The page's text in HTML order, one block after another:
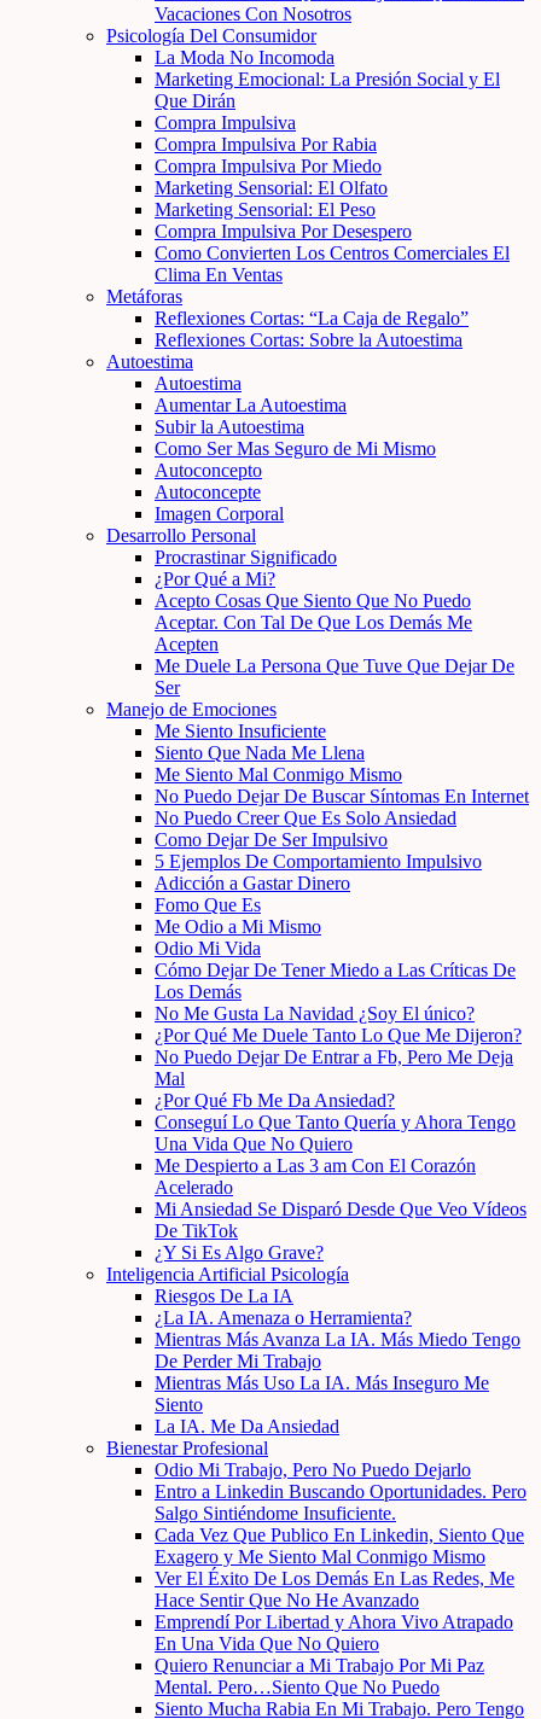
Vacaciones Con Nosotros
Psicología Del Consumidor
La Moda No Incomoda
Marketing Emocional: La Presión Social y El
Que Dirán
Compra Impulsiva
Compra Impulsiva Por Rabia
Compra Impulsiva Por Miedo
Marketing Sensorial: El Olfato
Marketing Sensorial: El Peso
Compra Impulsiva Por Desespero
Como Convierten Los Centros Comerciales El
Clima En Ventas
Metáforas
Reflexiones Cortas: “La Caja de Regalo”
Reflexiones Cortas: Sobre la Autoestima
Autoestima
Autoestima
Aumentar La Autoestima
Subir la Autoestima
Como Ser Mas Seguro de Mi Mismo
Autoconcepto
Autoconcepte
Imagen Corporal
Desarrollo Personal
Procrastinar Significado
¿Por Qué a Mi?
Acepto Cosas Que Siento Que No Puedo
Aceptar. Con Tal De Que Los Demás Me
Acepten
Me Duele La Persona Que Tuve Que Dejar De
Ser
Manejo de Emociones
Me Siento Insuficiente
Siento Que Nada Me Llena
Me Siento Mal Conmigo Mismo
No Puedo Dejar De Buscar Síntomas En Internet
No Puedo Creer Que Es Solo Ansiedad
Como Dejar De Ser Impulsivo
5 Ejemplos De Comportamiento Impulsivo
Adicción a Gastar Dinero
Fomo Que Es
Me Odio a Mi Mismo
Odio Mi Vida
Cómo Dejar De Tener Miedo a Las Críticas De
Los Demás
No Me Gusta La Navidad ¿Soy El único?
¿Por Qué Me Duele Tanto Lo Que Me Dijeron?
No Puedo Dejar De Entrar a Fb, Pero Me Deja
Mal
¿Por Qué Fb Me Da Ansiedad?
Conseguí Lo Que Tanto Quería y Ahora Tengo
Una Vida Que No Quiero
Me Despierto a Las 3 am Con El Corazón
Acelerado
Mi Ansiedad Se Disparó Desde Que Veo Vídeos
De TikTok
¿Y Si Es Algo Grave?
Inteligencia Artificial Psicología
Riesgos De La IA
¿La IA. Amenaza o Herramienta?
Mientras Más Avanza La IA. Más Miedo Tengo
De Perder Mi Trabajo
Mientras Más Uso La IA. Más Inseguro Me
Siento
La IA. Me Da Ansiedad
Bienestar Profesional
Odio Mi Trabajo, Pero No Puedo Dejarlo
Entro a Linkedin Buscando Oportunidades. Pero
Salgo Sintiéndome Insuficiente.
Cada Vez Que Publico En Linkedin, Siento Que
Exagero y Me Siento Mal Conmigo Mismo
Ver El Éxito De Los Demás En Las Redes, Me
Hace Sentir Que No He Avanzado
Emprendí Por Libertad y Ahora Vivo Atrapado
En Una Vida Que No Quiero
Quiero Renunciar a Mi Trabajo Por Mi Paz
Mental. Pero…Siento Que No Puedo
Siento Mucha Rabia En Mi Trabajo. Pero Tengo